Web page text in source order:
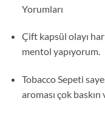
Yorumları
Çift kapsül olayı
mentol yapıyorum.
Tobacco Sepeti
aroması çok baskın